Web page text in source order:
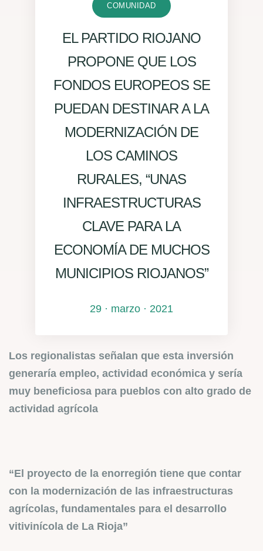
COMUNIDAD
EL PARTIDO RIOJANO
PROPONE QUE LOS
FONDOS EUROPEOS SE
PUEDAN DESTINAR A LA
MODERNIZACIÓN DE
LOS CAMINOS
RURALES, “UNAS
INFRAESTRUCTURAS
CLAVE PARA LA
ECONOMÍA DE MUCHOS
MUNICIPIOS RIOJANOS”
29 · marzo · 2021
Los regionalistas señalan que esta inversión
generaría empleo, actividad económica y sería
muy beneficiosa para pueblos con alto grado de
actividad agrícola
“El proyecto de la enorregión tiene que contar
con la modernización de las infraestructuras
agrícolas, fundamentales para el desarrollo
vitivinícola de La Rioja”